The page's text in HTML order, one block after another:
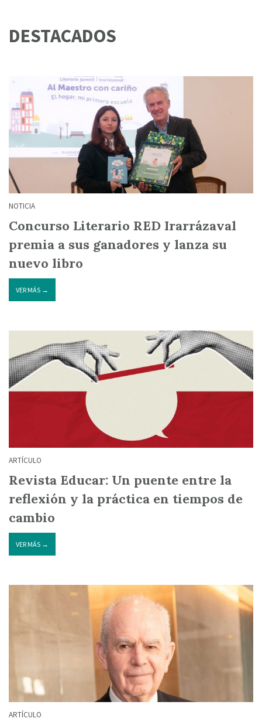
DESTACADOS
NOTICIA
Concurso Literario RED Irarrázaval
premia a sus ganadores y lanza su
nuevo libro
VER MÁS →
ARTÍCULO
Revista Educar: Un puente entre la
reflexión y la práctica en tiempos de
cambio
VER MÁS →
ARTÍCULO